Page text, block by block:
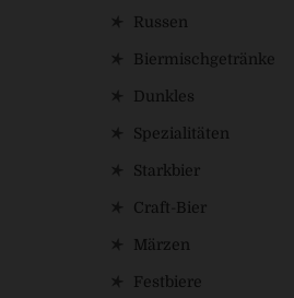
Russen
Biermischgetränke
Dunkles
Spezialitäten
Starkbier
Craft-Bier
Märzen
Festbiere